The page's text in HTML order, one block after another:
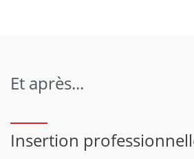
Et après...
Insertion